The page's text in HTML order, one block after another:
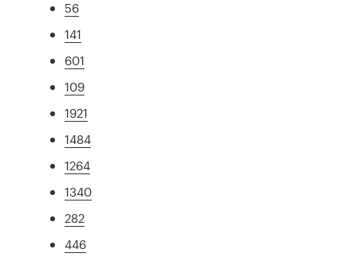
56
141
601
109
1921
1484
1264
1340
282
446